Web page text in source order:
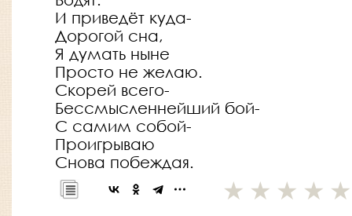
И приведёт куда-
Дорогой сна,
Я думать ныне
Просто не желаю.
Скорей всего-
Бессмысленнейший бой-
С самим собой-
Проигрываю
Снова побеждая.